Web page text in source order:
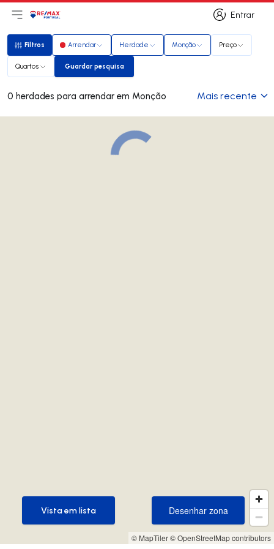
Entrar
Entrar
Abri menu principal
LogoIr para página inicial
Filtros
Filtros Arrendar Herdade Monção Preço
Quartos Guardar pesquisa
Guardar pesquisa
0 herdades para arrendar em Monção Mais recente
© MapTiler© OpenStreetMap contributors
Desenhar zona
Desenhar zona
Vista em lista
Vista em lista